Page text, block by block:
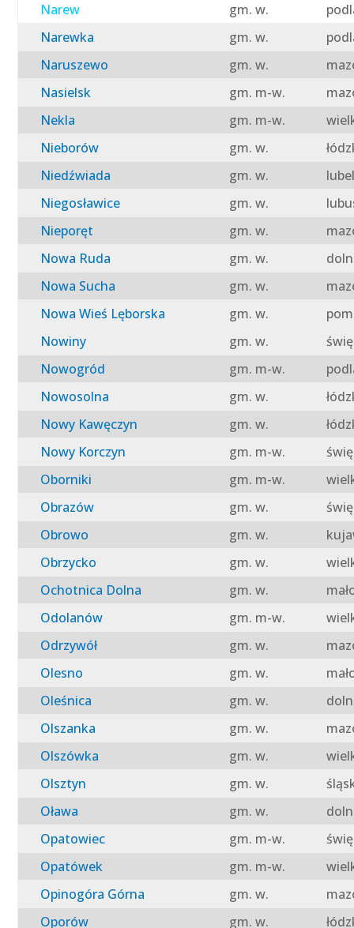
Narew
gm. w.
Narewka
gm. w.
Naruszewo
gm. w.
Nasielsk
gm. m-w.
Nekla
gm. m-w.
Nieborów
gm. w.
Niedźwiada
gm. w.
Niegosławice
gm. w.
Nieporęt
gm. w.
Nowa Ruda
gm. w.
Nowa Sucha
gm. w.
Nowa Wieś Lęborska
gm. w.
Nowiny
gm. w.
Nowogród
gm. m-w.
Nowosolna
gm. w.
Nowy Kawęczyn
gm. w.
Nowy Korczyn
gm. m-w.
Oborniki
gm. m-w.
Obrazów
gm. w.
Obrowo
gm. w.
Obrzycko
gm. w.
Ochotnica Dolna
gm. w.
Odolanów
gm. m-w.
Odrzywół
gm. w.
Olesno
gm. w.
Oleśnica
gm. w.
Olszanka
gm. w.
Olszówka
gm. w.
Olsztyn
gm. w.
Oława
gm. w.
Opatowiec
gm. m-w.
Opatówek
gm. m-w.
Opinogóra Górna
gm. w.
Oporów
gm. w.